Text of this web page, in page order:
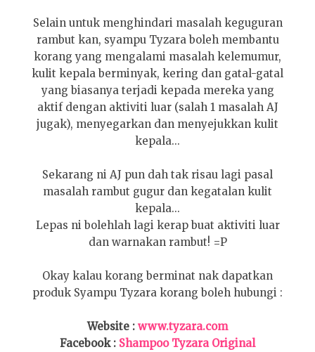
Selain untuk menghindari masalah keguguran
rambut kan, syampu Tyzara boleh membantu
korang yang mengalami masalah kelemumur,
kulit kepala berminyak, kering dan gatal-gatal
yang biasanya terjadi kepada mereka yang
aktif dengan aktiviti luar (salah 1 masalah AJ
jugak), menyegarkan dan menyejukkan kulit
kepala...
Sekarang ni AJ pun dah tak risau lagi pasal
masalah rambut gugur dan kegatalan kulit
kepala...
Lepas ni bolehlah lagi kerap buat aktiviti luar
dan warnakan rambut! =P
Okay kalau korang berminat nak dapatkan
produk Syampu Tyzara korang boleh hubungi :
Website : www.tyzara.com
Facebook : Shampoo Tyzara Original